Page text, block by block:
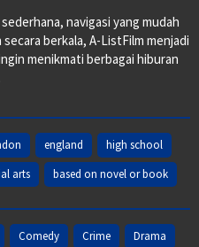
navigasi yang mudah
berkala, A-ListFilm menjadi
menikmati berbagai hiburan
england
high school
arts based on novel or book
Comedy Crime
Drama